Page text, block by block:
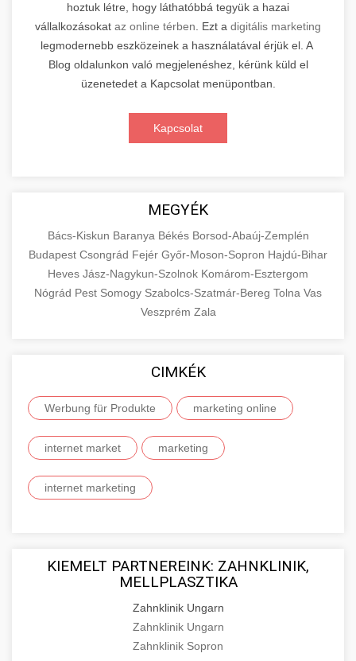
hoztuk létre, hogy láthatóbbá tegyük a hazai
vállalkozásokat az online térben . Ezt a digitális marketing
legmodernebb eszközeinek a használatával érjük el. A
Blog oldalunkon való megjelenéshez, kérünk küld el
üzenetedet a Kapcsolat menüpontban.
Kapcsolat
MEGYÉK
Bács-Kiskun Baranya Békés Borsod-Abaúj-Zemplén
Budapest Csongrád Fejér Győr-Moson-Sopron Hajdú-Bihar
Heves Jász-Nagykun-Szolnok Komárom-Esztergom
Nógrád Pest Somogy Szabolcs-Szatmár-Bereg Tolna Vas
Veszprém Zala
CIMKÉK
Werbung für Produkte marketing online
internet market marketing
internet marketing
KIEMELT PARTNEREINK: ZAHNKLINIK,
MELLPLASZTIKA
Zahnklinik Ungarn
Zahnklinik Ungarn
Zahnklinik Sopron